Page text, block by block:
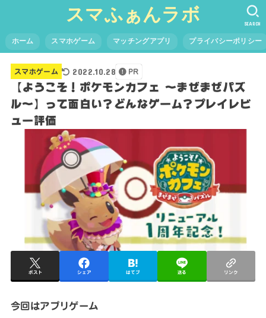
スマふぁんラボ
ホーム スマホゲーム マッチングアプリ プライバシーポリシー
SEARCH
スマホゲーム 2022.10.28 PR
【ようこそ！ポケモンカフェ ～まぜまぜパズ
ル～】って面白い？どんなゲーム？プレイレビ
ュー評価
ポスト シェア はてブ 送る リンク
今回はアプリゲーム